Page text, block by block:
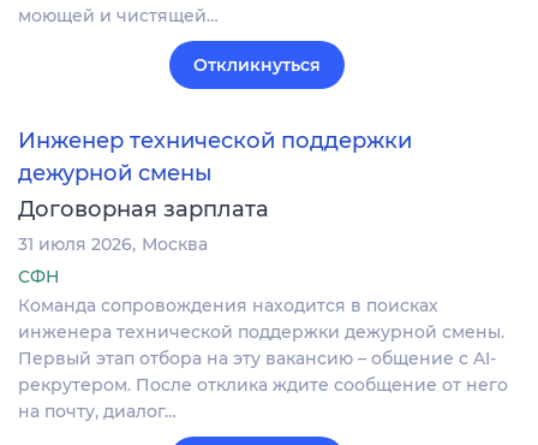
моющей и чистящей…
Откликнуться
Инженер технической поддержки
дежурной смены
Договорная зарплата
31 июля 2026 Москва
СФН
Команда сопровождения находится в поисках
инженера технической поддержки дежурной смены.
Первый этап отбора на эту вакансию – общение с AI-
рекрутером. После отклика ждите сообщение от него
на почту, диалог…